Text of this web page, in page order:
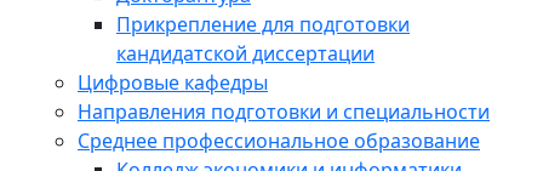
Прикрепление для подготовки
кандидатской диссертации
Цифровые кафедры
Направления подготовки и специальности
Среднее профессиональное образование